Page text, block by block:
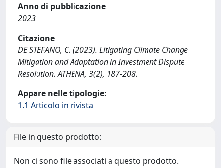
Anno di pubblicazione
2023
Citazione
DE STEFANO, C. (2023). Litigating Climate Change
Mitigation and Adaptation in Investment Dispute
Resolution. ATHENA, 3(2), 187-208.
Appare nelle tipologie:
1.1 Articolo in rivista
File in questo prodotto:
Non ci sono file associati a questo prodotto.